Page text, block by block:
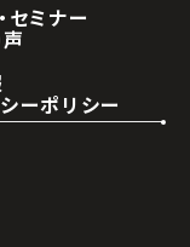
セミナー
ーポリシー